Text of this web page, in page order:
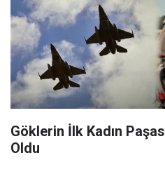
Göklerin İlk Kadın
Oldu